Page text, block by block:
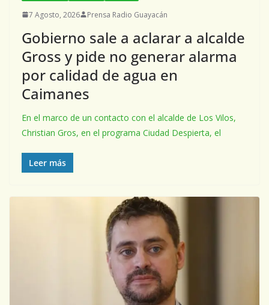
7 Agosto, 2026 Prensa Radio Guayacán
Gobierno sale a aclarar a alcalde
Gross y pide no generar alarma
por calidad de agua en
Caimanes
En el marco de un contacto con el alcalde de Los Vilos,
Christian Gros, en el programa Ciudad Despierta, el
Leer más